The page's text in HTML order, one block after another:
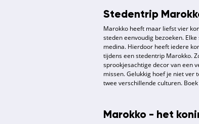
Stedentrip
Marokko heeft maar liefst vier
steden eenvoudig bezoeken.
medina. Hierdoor heeft iedere
tijdens een stedentrip Marokko.
sprookjesachtige decor van een
missen. Gelukkig hoef je niet ver
twee verschillende culturen.
Marokko - het